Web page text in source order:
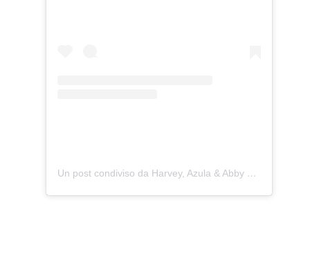
Un post condiviso da Harvey, Azula & Abby ‍♀️ (@harveytherescue)